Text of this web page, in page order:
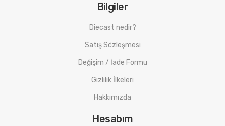
Bilgiler
Diecast nedir?
Satış Sözleşmesi
Değişim / İade Formu
Gizlilik İlkeleri
Hakkımızda
Hesabım